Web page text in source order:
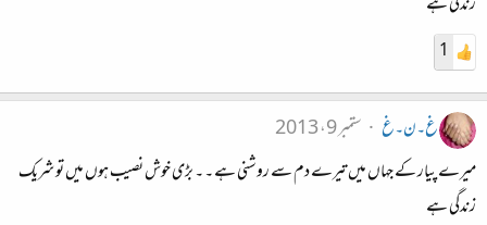
1
غ۔ن۔غ
ستمبر 9، 2013
میرے پیار کے جہاں میں تیرے دم سے روشنی ہے ۔ ۔ بڑی خوش نصیب ہوں میں تو شریک
زندگی ہے